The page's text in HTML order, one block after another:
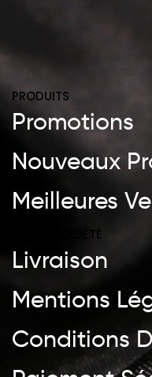
PRODUITS
Promotions
Nouveaux
Meilleures
NOTRE SOCIÉTÉ
Livraison
Mentions
Conditions